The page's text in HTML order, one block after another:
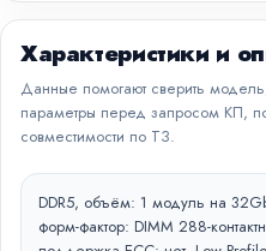
Характеристики и
Данные помогают сверить
параметры перед запросом КП,
совместимости по ТЗ.
DDR5, объём: 1 модуль на
форм-фактор: DIMM 288-